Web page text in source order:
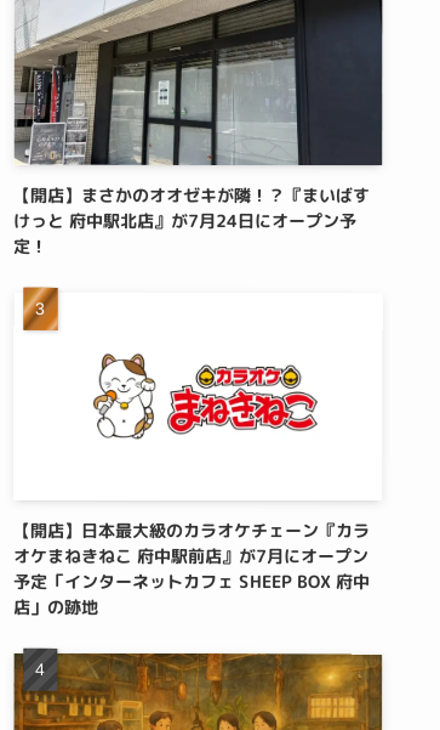
【開店】まさかのオオゼキが隣！？『まいばす
けっと 府中駅北店』が7月24日にオープン予
定！
【開店】日本最大級のカラオケチェーン『カラ
オケまねきねこ 府中駅前店』が7月にオープン
予定「インターネットカフェ SHEEP BOX 府中
店」の跡地